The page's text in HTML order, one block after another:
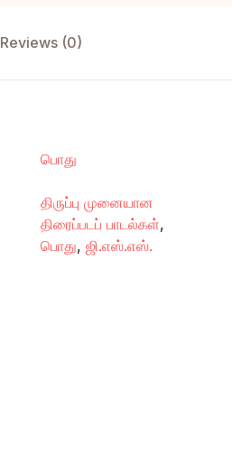
Reviews (0)
பொது
திருப்பு முனையான
திரைப்படப் பாடல்கள்,
பொது, ஜி.எஸ்.எஸ்.